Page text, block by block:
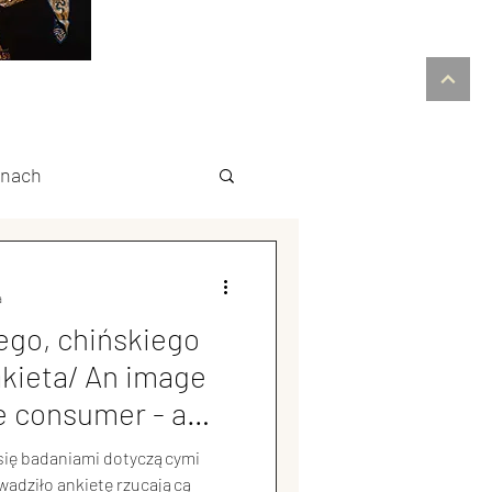
w Chinach
chińskiego
An image
consumer - a
badaniami dotyczącymi
ankietę rzucającą